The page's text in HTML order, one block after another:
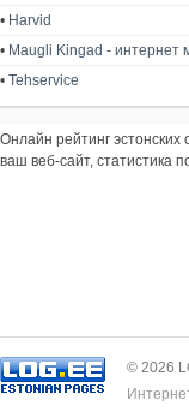
• Harvid
• Maugli Kingad - интернет
• Tehservice
Онлайн рейтинг
ваш веб-сайт, статистика
© 2026